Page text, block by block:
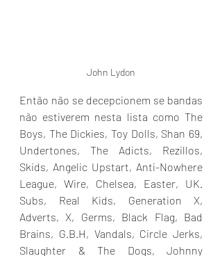
John Lydon
Então não se decepcionem se bandas
não estiverem nesta lista como The
Boys, The Dickies, Toy Dolls, Shan 69,
Undertones, The Adicts, Rezillos,
Skids, Angelic Upstart, Anti-Nowhere
League, Wire, Chelsea, Easter, UK.
Subs, Real Kids, Generation X,
Adverts, X, Germs, Black Flag, Bad
Brains, G.B.H, Vandals, Circle Jerks,
Slaughter & The Dogs, Johnny